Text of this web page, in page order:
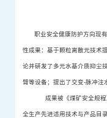
职业安全健康防护方向现
性成果：基于颗粒离散元技术
论并研发了多元水基介质抑尘
臂等设备；提出了交变-脉冲注
成果被《煤矿安全规
全生产先进适用技术与产品目